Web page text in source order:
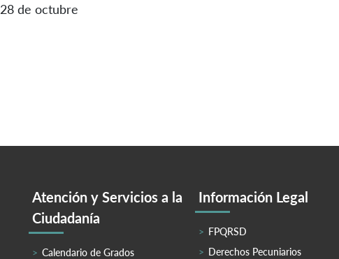
28 de octubre
Atención y Servicios a la
Ciudadanía
Calendario de Grados
Información Legal
FPQRSD
Derechos Pecuniarios